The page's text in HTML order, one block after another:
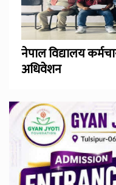
नेपाल विद्यालय
अधिवेशन